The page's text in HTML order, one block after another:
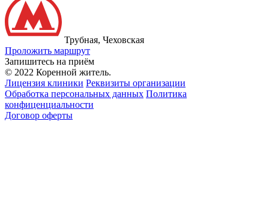
Трубная, Чеховская
Проложить маршрут
Запишитесь на приём
© 2022 Коренной житель.
Лицензия клиники Реквизиты организации
Обработка персональных данных Политика
конфиценциальности
Договор оферты